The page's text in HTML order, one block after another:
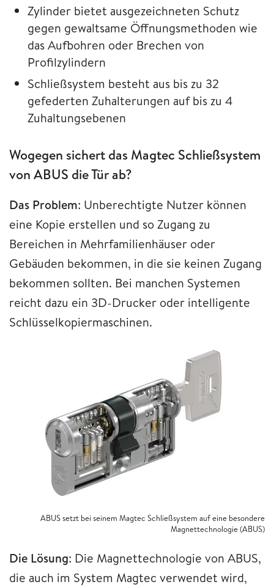
Zylinder bietet ausgezeichneten Schutz
gegen gewaltsame Öffnungsmethoden wie
das Aufbohren oder Brechen von
Profilzylindern
Schließsystem besteht aus bis zu 32
gefederten Zuhalterungen auf bis zu 4
Zuhaltungsebenen
Wogegen sichert das Magtec Schließsystem
von ABUS die Tür ab?
Das Problem: Unberechtigte Nutzer können
eine Kopie erstellen und so Zugang zu
Bereichen in Mehrfamilienhäuser oder
Gebäuden bekommen, in die sie keinen Zugang
bekommen sollten. Bei manchen Systemen
reicht dazu ein 3D-Drucker oder intelligente
Schlüsselkopiermaschinen.
ABUS setzt bei seinem Magtec Schließsystem auf eine besondere
Magnettechnologie (ABUS)
Die Lösung: Die Magnettechnologie von ABUS,
die auch im System Magtec verwendet wird,